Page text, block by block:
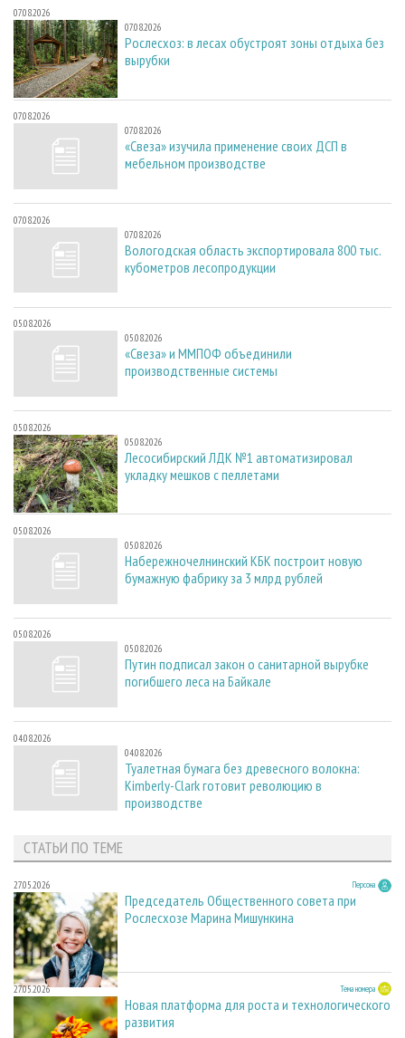
07.08.2026
07.08.2026
Рослесхоз: в лесах обустроят зоны отдыха без
вырубки
07.08.2026
07.08.2026
«Свеза» изучила применение своих ДСП в
мебельном производстве
07.08.2026
07.08.2026
Вологодская область экспортировала 800 тыс.
кубометров лесопродукции
05.08.2026
05.08.2026
«Свеза» и ММПОФ объединили
производственные системы
05.08.2026
05.08.2026
Лесосибирский ЛДК №1 автоматизировал
укладку мешков с пеллетами
05.08.2026
05.08.2026
Набережночелнинский КБК построит новую
бумажную фабрику за 3 млрд рублей
05.08.2026
05.08.2026
Путин подписал закон о санитарной вырубке
погибшего леса на Байкале
04.08.2026
04.08.2026
Туалетная бумага без древесного волокна:
Kimberly-Clark готовит революцию в
производстве
СТАТЬИ ПО ТЕМЕ
27.05.2026 Персона
Председатель Общественного совета при
Рослесхозе Марина Мишункина
27.05.2026 Тема номера
Новая платформа для роста и технологического
развития